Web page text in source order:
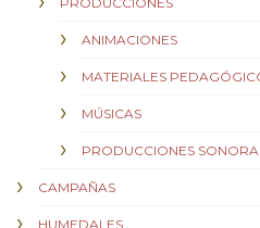
ANIMACIONES
MATERIALES
MÚSICAS
PRODUCCIONES
CAMPAÑAS
HUMEDALES